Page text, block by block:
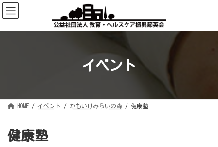
コ
ン
テ
ツ
ナ
ビ
ゲ
シ
イベント
HOME イベント かもいけみらいの森 健康塾
健康塾